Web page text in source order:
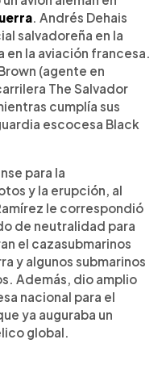
. Andrés Dehais
salvadoreña en la
la aviación francesa.
(agente en
The Salvador
cumplía sus
escocesa Black
para la
y la erupción, al
le correspondió
de neutralidad para
el cazasubmarinos
y algunos submarinos
Además, dio amplio
nacional para el
ya auguraba un
global.